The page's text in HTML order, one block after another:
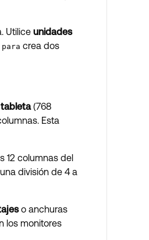
Utilice unidades
crea dos
(768
Esta
12 columnas del
división de 4 a
o anchuras
los monitores